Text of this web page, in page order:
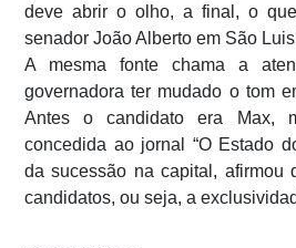
deve abrir o olho, a final, o
senador João Alberto em São
A mesma fonte chama a
governadora ter mudado o tom
Antes o candidato era Max,
concedida ao jornal “O Estado
da sucessão na capital, afirmou
candidatos, ou seja, a